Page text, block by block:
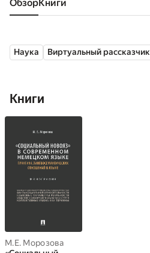
Обзор книги
Наука Виртуальный рассказчик
Книги
М.Е. Морозова